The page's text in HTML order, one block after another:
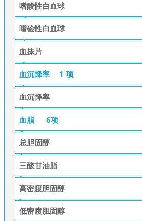
嗜酸性白血球
嗜硷性白血球
血抹片
血沉降率 1 项
血沉降率
血脂 6项
总胆固醇
三酸甘油脂
高密度胆固醇
低密度胆固醇